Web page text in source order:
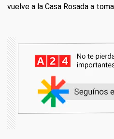
vuelve a la Casa Rosada a